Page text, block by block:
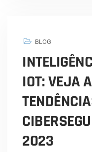
BLOG
IOT: VEJA
2023